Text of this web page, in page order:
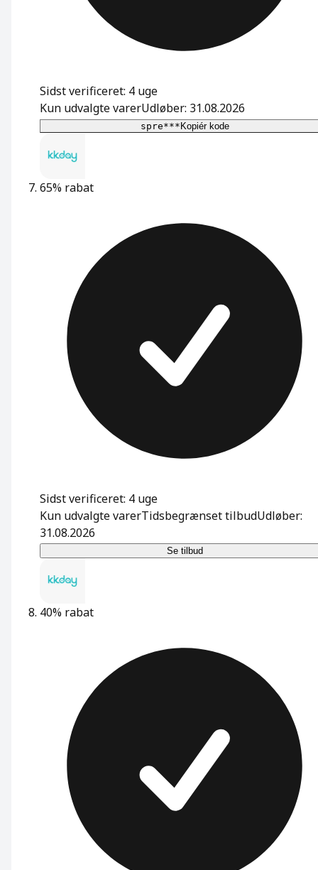
Sidst verificeret: 4 uge
Kun udvalgte varerUdløber: 31.08.2026
spre***Kopiér kode
65% rabat
Sidst verificeret: 4 uge
Kun udvalgte varerTidsbegrænset tilbudUdløber:
31.08.2026
Se tilbud
40% rabat